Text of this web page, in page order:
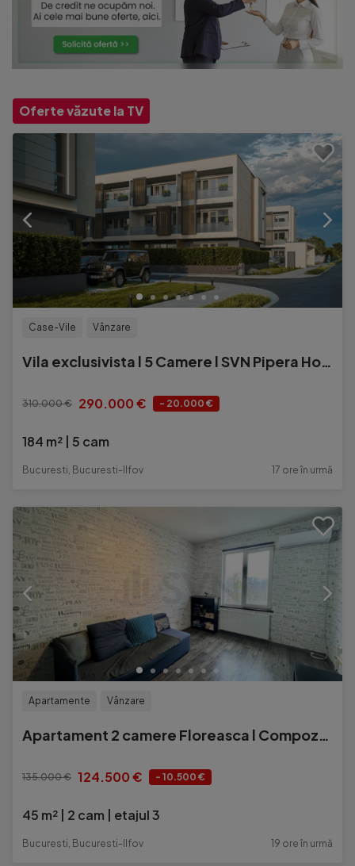
Oferte văzute la TV
Case-Vile Vânzare
Vila exclusivista l 5 Camere l SVN Pipera Homes
310.000 € 290.000 € - 20.000 €
184 m² 5 cam
Bucuresti, Bucuresti-Ilfov 17 ore în urmă
Apartamente Vânzare
Apartament 2 camere Floreasca l Compozitori l Boxa Inclusa
135.000 € 124.500 € - 10.500 €
45 m² 2 cam etajul 3
Bucuresti, Bucuresti-Ilfov 19 ore în urmă